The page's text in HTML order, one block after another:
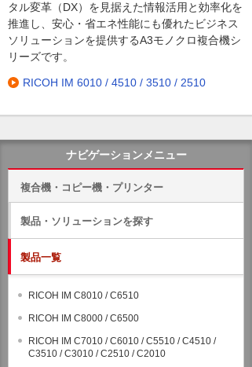
タル変革（DX）を見据えた情報活用と効率化を
推進し、安心・省エネ性能にも優れたビジネス
ソリューションを提供するA3モノクロ複合機シ
リーズです。
RICOH IM 6010 / 4510 / 3510 / 2510
ナビゲーションメニュー
複合機・コピー機・プリンター
製品・ソリューションを探す
製品一覧
RICOH IM C8010 / C6510
RICOH IM C8000 / C6500
RICOH IM C7010 / C6010 / C5510 / C4510 /
C3510 / C3010 / C2510 / C2010